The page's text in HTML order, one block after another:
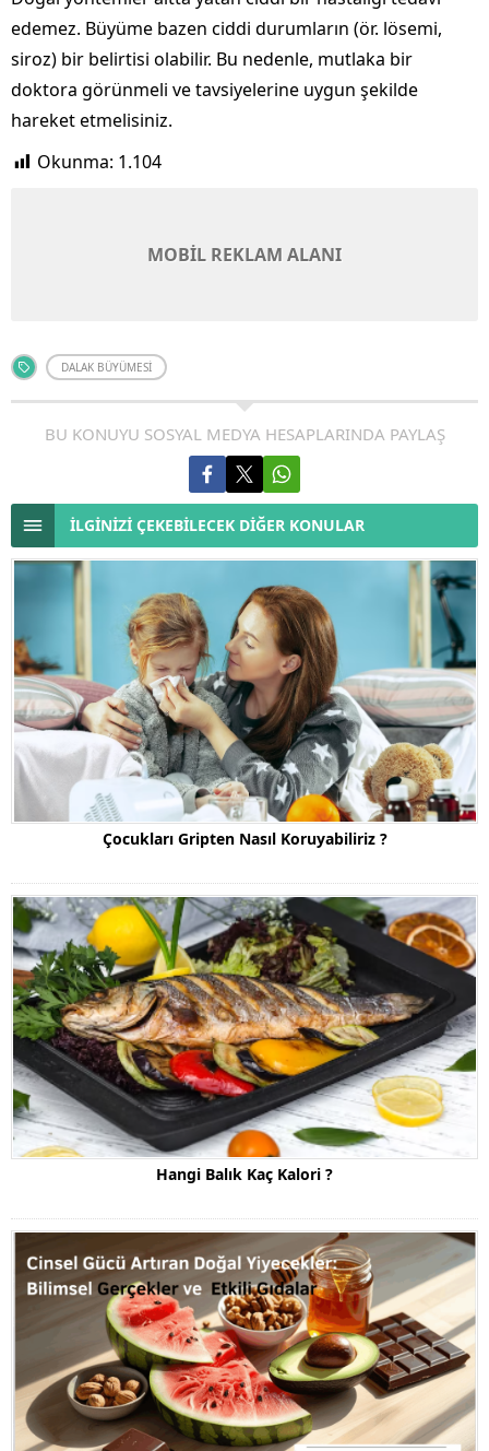
edemez. Büyüme bazen ciddi durumların (ör. lösemi,
siroz) bir belirtisi olabilir. Bu nedenle, mutlaka bir
doktora görünmeli ve tavsiyelerine uygun şekilde
hareket etmelisiniz.
Okunma: 1.104
MOBİL REKLAM ALANI
DALAK BÜYÜMESI
BU KONUYU SOSYAL MEDYA HESAPLARINDA PAYLAŞ
İLGİNİZİ ÇEKEBİLECEK DİĞER KONULAR
Çocukları Gripten Nasıl Koruyabiliriz ?
Hangi Balık Kaç Kalori ?